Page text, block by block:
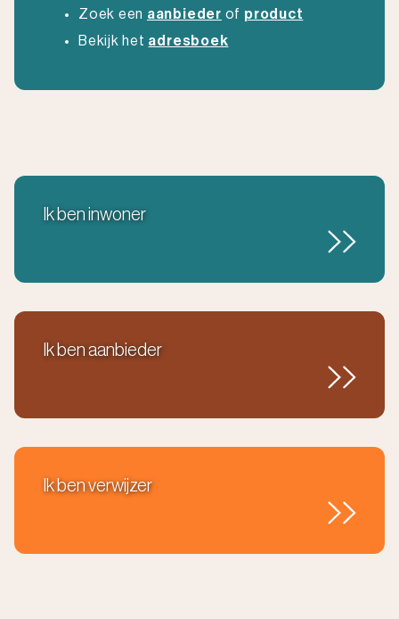
Zoek een aanbieder of product
Bekijk het adresboek
Ik ben inwoner
Ik ben aanbieder
Ik ben verwijzer